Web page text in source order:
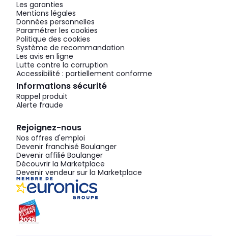
Les garanties
Mentions légales
Données personnelles
Paramétrer les cookies
Politique des cookies
Système de recommandation
Les avis en ligne
Lutte contre la corruption
Accessibilité : partiellement conforme
Informations sécurité
Rappel produit
Alerte fraude
Rejoignez-nous
Nos offres d'emploi
Devenir franchisé Boulanger
Devenir affilié Boulanger
Découvrir la Marketplace
Devenir vendeur sur la Marketplace